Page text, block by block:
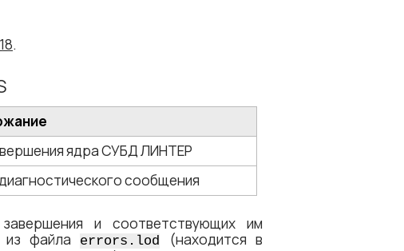
18.
ядра СУБД ЛИНТЕР
сообщения
и соответствующих им
из файла
errors.lod
(находится в